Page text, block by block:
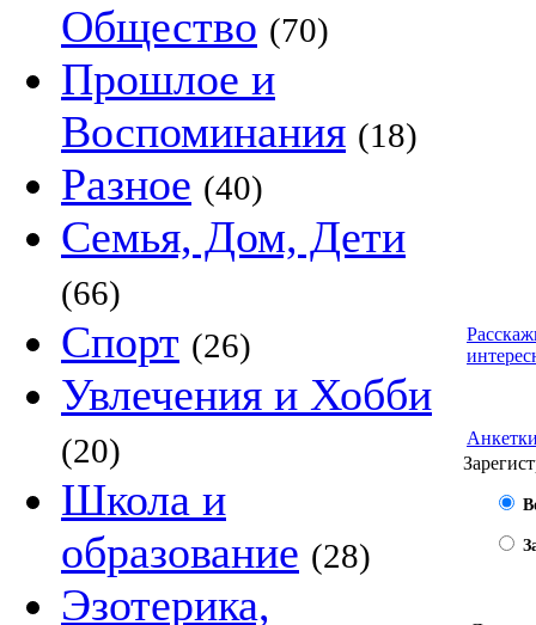
Общество (70)
Прошлое и
Воспоминания (18)
Разное (40)
Семья, Дом, Дети
(66)
Спорт (26)
Увлечения и Хобби
(20)
Школа и
образование (28)
Эзотерика,